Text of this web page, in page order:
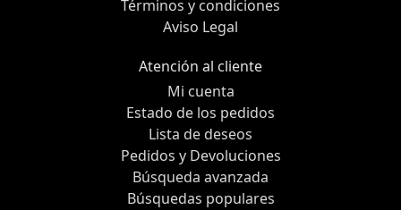
Términos y condiciones
Aviso Legal
Atención al cliente
Mi cuenta
Estado de los pedidos
Lista de deseos
Pedidos y Devoluciones
Búsqueda avanzada
Búsquedas populares